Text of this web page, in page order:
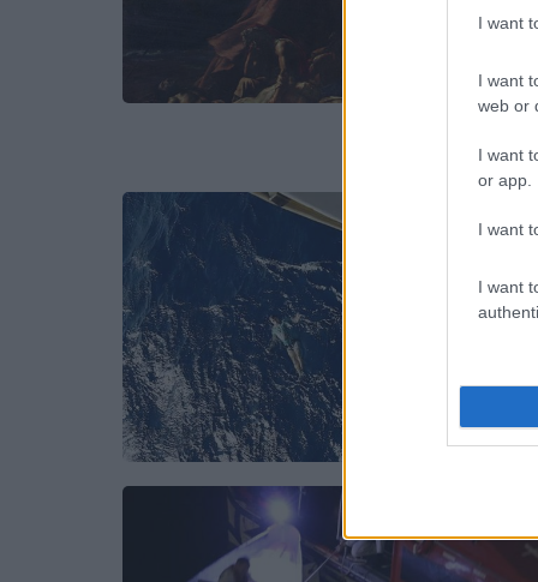
I want
I want
web or
I want
or app.
I want
I want